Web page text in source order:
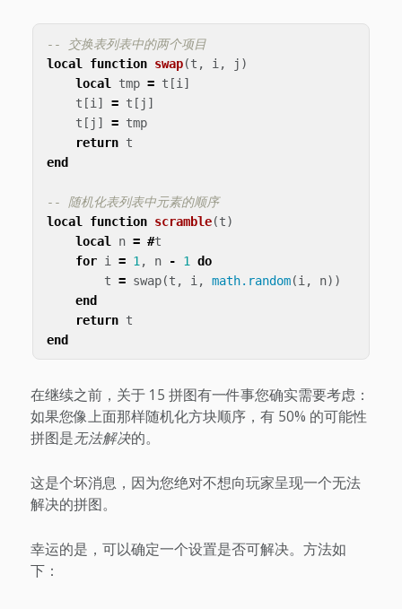
-- 交换表列表中的两个项目
local
function swap(t , i , j )
local
tmp = t [i ]
t [i ] = t [ j ]
t [ j ] = tmp
return t
end
-- 随机化表列表中元素的顺序
local
function scramble(t)
local
n = #t
for i = 1 , n - 1
do
t = swap(t , i , math.random(i , n))
end
return t
end
在继续之前，关于 15 拼图有一件事您确实需要考虑：
如果您像上面那样随机化方块顺序，有 50% 的可能性
拼图是无法解决的。
这是个坏消息，因为您绝对不想向玩家呈现一个无法
解决的拼图。
幸运的是，可以确定一个设置是否可解决。方法如
下：